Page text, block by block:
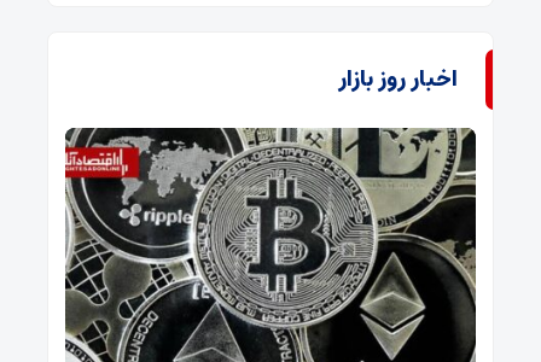
اخبار روز بازار